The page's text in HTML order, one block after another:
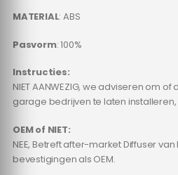
MATERIAL: ABS
Pasvorm: 100%
Instructies:
NIET AANWEZIG, we adviseren om of
garage bedrijven te laten
OEM of NIET:
NEE, Betreft after-market Diffuser
bevestigingen als OEM.